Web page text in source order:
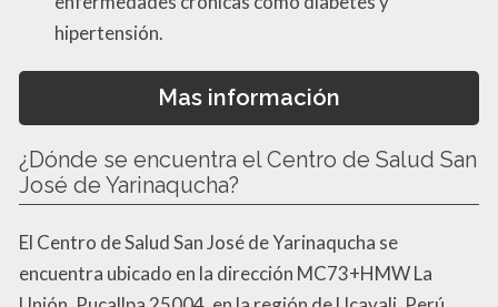
hipertensión.
Mas información
¿Dónde se encuentra el Centro de Salud San
José de Yarinaqucha?
El Centro de Salud San José de Yarinaqucha se
encuentra ubicado en la dirección MC73+HMW La